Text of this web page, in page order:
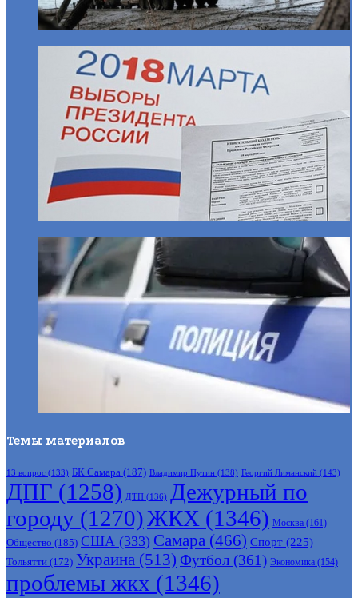
Темы материалов
13 вопрос (133) БК Самара (187) Владимир Путин (138) Георгий Лиманский (143)
ДПГ (1258) ДТП (136) Дежурный по
городу (1270)ЖКХ (1346) Москва (161)
Общество (185) США (333) Самара (466) Спорт (225)
Тольятти (172) Украина (513) Футбол (361) Экономика (154)
проблемы жкх (1346)